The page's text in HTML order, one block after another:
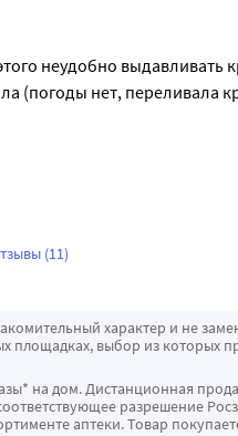
неудобно выдавливать
(погоды нет, переливала
(11)
характер и не
площадках, выбор из которых
на дом. Дистанционная
разрешение
аптеки. Товар